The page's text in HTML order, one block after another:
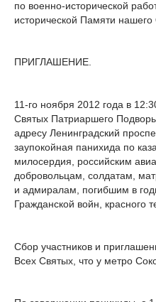
по военно-исторической
исторической Памяти нашего
ПРИГЛАШЕНИЕ.
11-го ноября 2012 года в
Святых Патриаршего
адресу Ленинградский
заупокойная панихида по
милосердия, российским
добровольцам, солдатам,
и адмиралам, погибшим в
Гражданской войн, красного
Сбор участников и
Всех Святых, что у метро